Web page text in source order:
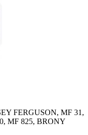
FERGUSON, MF 31,
MF 825, BRONY